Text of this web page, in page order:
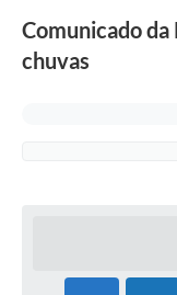
Diário Oficial
Conselhos
Carta de Serviços
Comunicado
chuvas